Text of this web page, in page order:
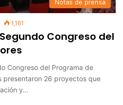
Notas de prensa
1,161
Congreso del
Congreso del Programa de
presentaron 26 proyectos que
y…